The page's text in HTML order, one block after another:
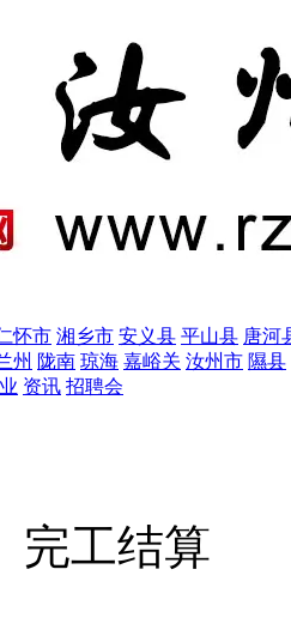
怀市 湘乡市 安义县 平山县 唐河
州 陇南 琼海 嘉峪关 汝州市 隰县
资讯 招聘会
完工结算